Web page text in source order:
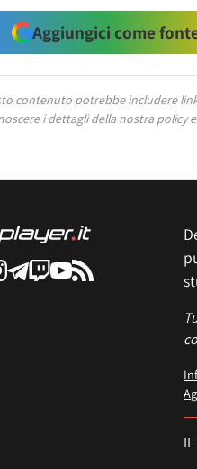
Aggiungici come
contenuto potrebbe includere
i dettagli della nostra policy